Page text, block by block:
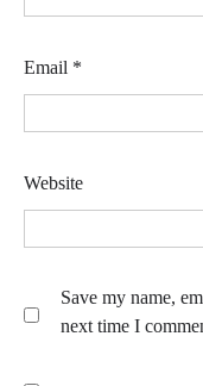
Email *
Website
Save my name,
next time I